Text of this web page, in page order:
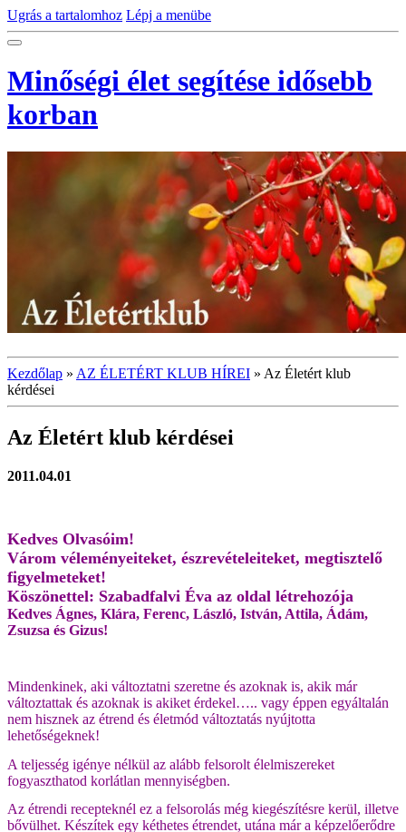
Ugrás a tartalomhoz Lépj a menübe
Minőségi élet segítése idősebb
korban
Kezdőlap » AZ ÉLETÉRT KLUB HÍREI » Az Életért klub
kérdései
Az Életért klub kérdései
2011.04.01
Kedves Olvasóim!
Várom véleményeiteket, észrevételeiteket, megtisztelő
figyelmeteket!
Köszönettel: Szabadfalvi Éva az oldal létrehozója
Kedves Ágnes, Klára, Ferenc, László, István, Attila, Ádám,
Zsuzsa és Gizus!
Mindenkinek, aki változtatni szeretne és azoknak is, akik már
változtattak és azoknak is akiket érdekel….. vagy éppen egyáltalán
nem hisznek az étrend és életmód változtatás nyújtotta
lehetőségeknek!
A teljesség igénye nélkül az alább felsorolt élelmiszereket
fogyaszthatod korlátlan mennyiségben.
Az étrendi recepteknél ez a felsorolás még kiegészítésre kerül, illetve
bővülhet. Készítek egy kéthetes étrendet, utána már a képzelőerődre